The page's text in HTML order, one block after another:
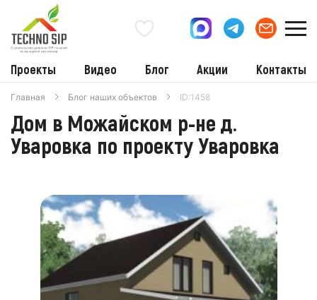
Проекты Видео Блог Акции Контакты
Главная Блог наших объектов ID:1458
Дом в Можайском р-не д.
Уваровка по проекту Уваровка